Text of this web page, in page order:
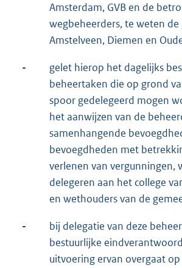
Amsterdam, GVB en de
wegbeheerders, te weten
Amstelveen, Diemen en
-
gelet hierop het dagelijks
beheertaken die op grond
spoor gedelegeerd mogen
het aanwijzen van de
samenhangende
bevoegdheden met
verlenen van vergunningen,
delegeren aan het college
en wethouders van de
-
bij delegatie van deze
bestuurlijke
uitvoering ervan overgaat